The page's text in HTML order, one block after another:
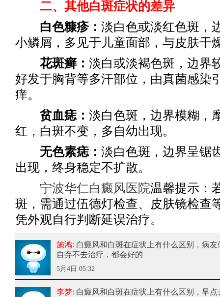
二、其他白斑症状的差异
白色糠疹： 淡白色或淡红色斑，
小鳞屑，多见于儿童面部，与皮肤干
花斑癣： 淡白或淡褐色斑，边界
好发于胸背等多汗部位，由真菌感染
痒。
贫血痣： 淡白色斑，边界模糊，
红，白斑不变，多自幼出现。
无色素痣： 淡白色斑，边界呈锯
出现，终身稳定不扩散。
宁波华仁白癜风医院温馨提示：
斑，需通过伍德灯检查、皮肤镜检查
凭外观自行判断延误治疗。
施鸿: 白癜风和白斑在症状上有什么区别
，病
自弃不去治疗，都会好的
5月4日 05:32
李梦: 白癜风和白斑在症状上有什么区别
，早